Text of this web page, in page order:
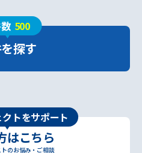
500
探す
トをサポート
はこちら
のお悩み・ご相談